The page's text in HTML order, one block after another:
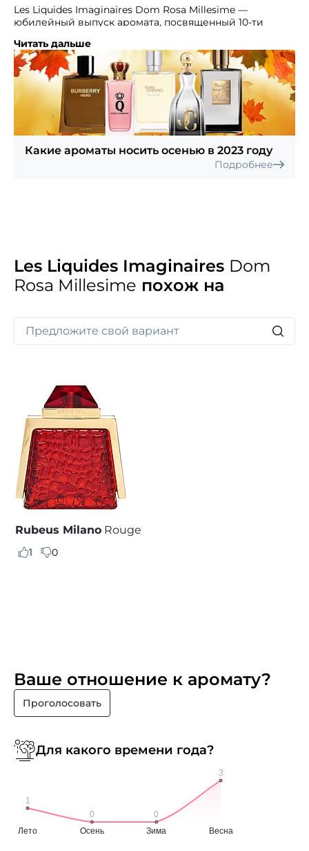
Les Liquides Imaginaires Dom Rosa Millesime —
юбилейный выпуск аромата, посвященный 10-ти
специальное ограниченное издание не только
обладает уникальной юбилейной упаковкой, но,
прежде всего, более высокой концентрацией,
благодаря чему очарование изыска просто восхищает.
«Как королеву цветов, меня избрали короновать
победителей и чествовать мертвых, такова моя
судьба. Ты восхищаешься мной за мою красоту,
не зная моего секрета. Меня создали, чтобы
колдовать. Моя короткая жизнь — это игра
в искушения и сентиментальные связи.
Читать дальше
Какие ароматы носить осенью в 2023 году
Подробнее
Les Liquides Imaginaires Dom
Rosa Millesime похож на
Rubeus Milano Rouge
1 0
Ваше отношение к аромату?
Проголосовать
Для какого времени года?